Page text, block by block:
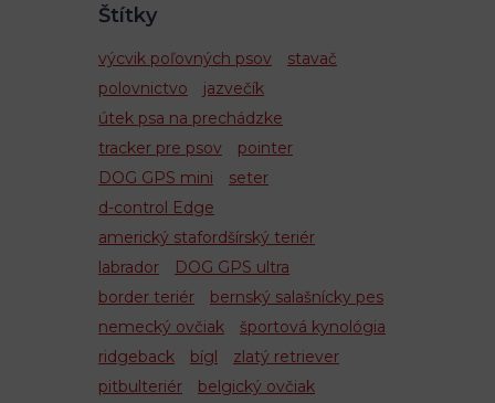
Štítky
výcvik poľovných psov
stavač
polovnictvo
jazvečík
útek psa na prechádzke
tracker pre psov
pointer
DOG GPS mini
seter
d-control Edge
americký stafordšírský teriér
labrador
DOG GPS ultra
border teriér
bernský salašnícky pes
nemecký ovčiak
športová kynológia
ridgeback
bígl
zlatý retriever
pitbulteriér
belgický ovčiak